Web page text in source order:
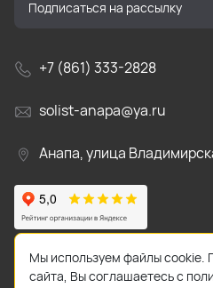
+7 (861) 333-2828
solist-anapa@ya.ru
Анапа, улица
Мы используем файлы cookie.
сайта, Вы соглашаетесь с